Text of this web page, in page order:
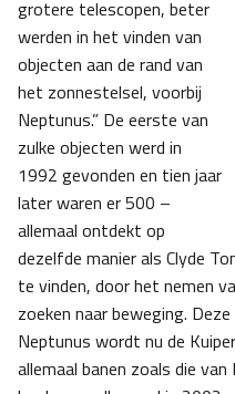
grotere telescopen, beter
werden in het vinden van
objecten aan de rand van
het zonnestelsel, voorbij
Neptunus.” De eerste van
zulke objecten werd in
1992 gevonden en tien jaar
later waren er 500 –
allemaal ontdekt op
dezelfde manier als Clyde
te vinden, door het nemen
zoeken naar beweging.
Neptunus wordt nu de
allemaal banen zoals die